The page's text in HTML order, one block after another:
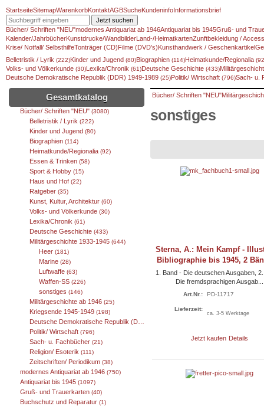
StartseiteSitemapWarenkorbKontaktAGBSucheKundeninfoInformationsbrief
Jetzt suchen
Bücher/ Schriften "NEU"modernes Antiquariat ab 1946Antiquariat bis 1945Gruß- und
Kalender/JahrbücherKunstdrucke/WandbilderLand-/HeimatkartenZunftbekleidung /
Krise/ Notfall/ SelbsthilfeTonträger (CD)Filme (DVD's)Kunsthandwerk / Geschenkartikel
Belletristik / Lyrik (222)Kinder und Jugend (80)Biographien (114)Heimatkunde/Regionalia
Volks- und Völkerkunde (30)Lexika/Chronik (61)Deutsche Geschichte (433)
Deutsche Demokratische Republik (DDR) 1949-1989 (25)Politik/ Wirtschaft (796)Sach- u.
Gesamtkatalog
Bücher/ Schriften "NEU" (3080)
Belletristik / Lyrik (222)
Kinder und Jugend (80)
Biographien (114)
Heimatkunde/Regionalia (92)
Essen & Trinken (58)
Sport & Hobby (15)
Haus und Hof (22)
Ratgeber (35)
Kunst, Kultur, Architektur (60)
Volks- und Völkerkunde (30)
Lexika/Chronik (61)
Deutsche Geschichte (433)
Militärgeschichte 1933-1945 (644)
Heer (181)
Marine (28)
Luftwaffe (63)
Waffen-SS (226)
sonstiges (146)
Militärgeschichte ab 1946 (25)
Kriegsende 1945-1949 (198)
Deutsche Demokratische Republik (DDR) 1949-1989
Politik/ Wirtschaft (796)
Sach- u. Fachbücher (21)
Religion/ Esoterik (111)
Zeitschriften/ Periodikum (38)
modernes Antiquariat ab 1946 (750)
Antiquariat bis 1945 (1097)
Gruß- und Trauerkarten (40)
Buchschutz und Reparatur (1)
Bücher/ Schriften "NEU"
sonstiges
Sterna, A.: Mein Kampf -
Bibliographie bis 1945, 2
1. Band - Die deutschen Ausgaben,
Die fremdsprachigen Ausgab...
Art.Nr.: PD-11717
Lieferzeit:
ca. 3-5 Werktage
Jetzt kaufen Details